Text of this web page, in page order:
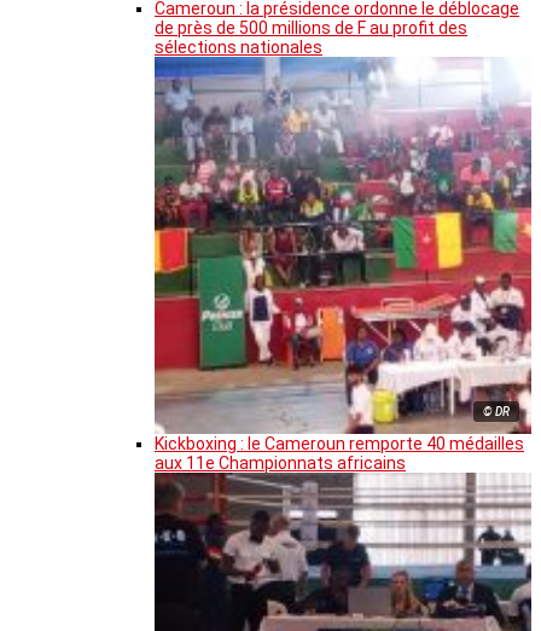
Cameroun : la présidence ordonne le déblocage
de près de 500 millions de F au profit des
sélections nationales
© DR
Kickboxing : le Cameroun remporte 40 médailles
aux 11e Championnats africains